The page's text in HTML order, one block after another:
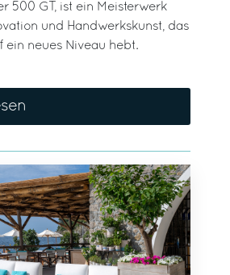
500 GT, ist ein Meisterwerk
und Handwerkskunst, das
ein neues Niveau hebt.